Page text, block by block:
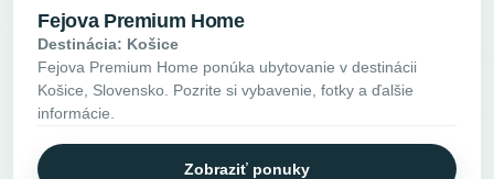
Fejova Premium Home
Destinácia: Košice
Fejova Premium Home ponúka ubytovanie v destinácii
Košice, Slovensko. Pozrite si vybavenie, fotky a ďalšie
informácie.
Zobraziť ponuky